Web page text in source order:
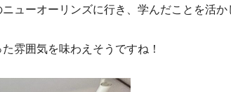
ューオーリンズに行き、学んだことを活か
雰囲気を味わえそうですね！